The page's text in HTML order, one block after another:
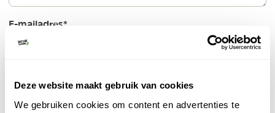
Deze website maakt gebruik van cookies
We gebruiken cookies om content en advertenties te
E-mailadres*